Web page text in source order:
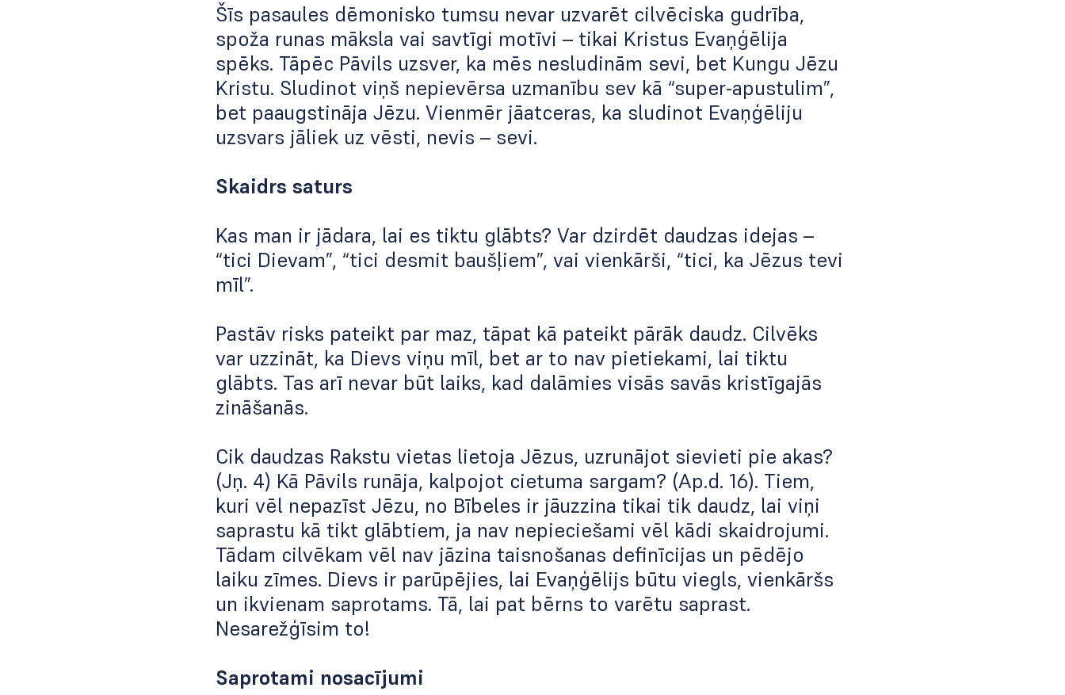
Šīs pasaules dēmonisko tumsu nevar uzvarēt cilvēciska gudrība,
spoža runas māksla vai savtīgi motīvi – tikai Kristus Evaņģēlija
spēks. Tāpēc Pāvils uzsver, ka mēs nesludinām sevi, bet Kungu Jēzu
Kristu. Sludinot viņš nepievērsa uzmanību sev kā “super-apustulim”,
bet paaugstināja Jēzu. Vienmēr jāatceras, ka sludinot Evaņģēliju
uzsvars jāliek uz vēsti, nevis – sevi.
Skaidrs saturs
Kas man ir jādara, lai es tiktu glābts? Var dzirdēt daudzas idejas –
“tici Dievam”, “tici desmit baušļiem”, vai vienkārši, “tici, ka Jēzus tevi
mīl”.
Pastāv risks pateikt par maz, tāpat kā pateikt pārāk daudz. Cilvēks
var uzzināt, ka Dievs viņu mīl, bet ar to nav pietiekami, lai tiktu
glābts. Tas arī nevar būt laiks, kad dalāmies visās savās kristīgajās
zināšanās.
Cik daudzas Rakstu vietas lietoja Jēzus, uzrunājot sievieti pie akas?
(Jņ. 4) Kā Pāvils runāja, kalpojot cietuma sargam? (Ap.d. 16). Tiem,
kuri vēl nepazīst Jēzu, no Bībeles ir jāuzzina tikai tik daudz, lai viņi
saprastu kā tikt glābtiem, ja nav nepieciešami vēl kādi skaidrojumi.
Tādam cilvēkam vēl nav jāzina taisnošanas definīcijas un pēdējo
laiku zīmes. Dievs ir parūpējies, lai Evaņģēlijs būtu viegls, vienkāršs
un ikvienam saprotams. Tā, lai pat bērns to varētu saprast.
Nesarežģīsim to!
Saprotami nosacījumi